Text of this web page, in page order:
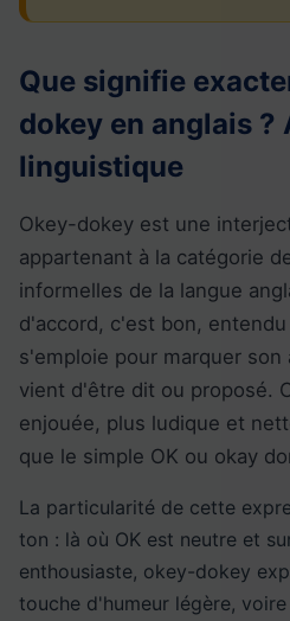
Que signifie
dokey en anglais ?
linguistique
Okey-dokey est une
appartenant à la catégorie
informelles de la langue
d'accord, c'est bon,
s'emploie pour marquer son
vient d'être dit ou proposé.
enjouée, plus ludique et
que le simple OK ou okay
La particularité de cette
ton : là où OK est neutre et
enthousiaste, okey-dokey
touche d'humeur légère,